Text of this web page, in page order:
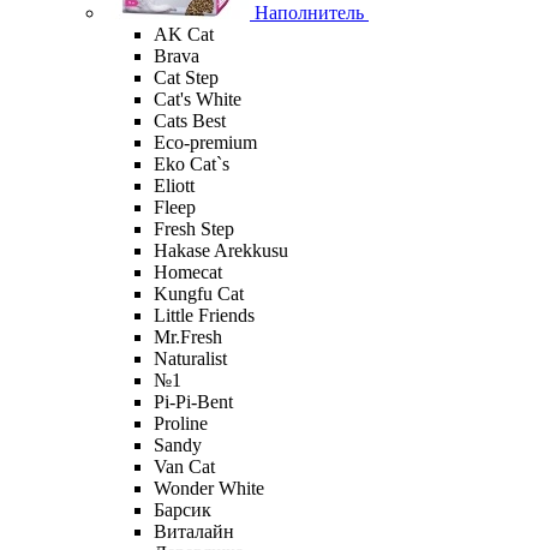
Наполнитель
AK Cat
Brava
Cat Step
Cat's White
Cats Best
Eco-premium
Eko Cat`s
Eliott
Fleep
Fresh Step
Hakase Arekkusu
Homecat
Kungfu Cat
Little Friends
Mr.Fresh
Naturalist
№1
Pi-Pi-Bent
Proline
Sandy
Van Cat
Wonder White
Барсик
Виталайн